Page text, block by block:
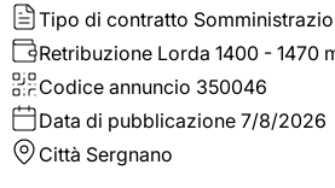
Tipo di contratto
Retribuzione Lorda 1400 - 1470
Codice annuncio 350046
Data di pubblicazione 7/8/2026
Città Sergnano